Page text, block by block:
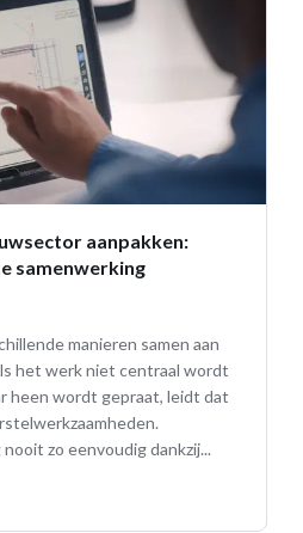
aanpakken:
samenwerking
manieren samen aan
het werk niet centraal wordt
heen wordt gepraat, leidt dat
zo eenvoudig dankzij...